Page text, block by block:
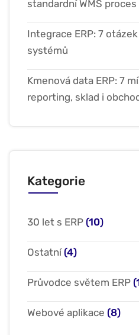
standardní WMS proces
Integrace ERP: 7
systémů
Kmenová data ERP: 7
reporting, sklad i
Kategorie
30 let s ERP (10)
Ostatní(4)
Průvodce světem ERP
Webové aplikace (8)